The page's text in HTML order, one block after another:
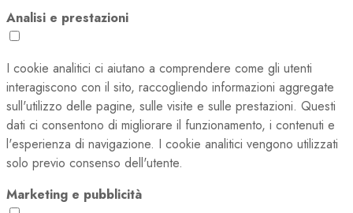
Analisi e prestazioni
I cookie analitici ci aiutano a comprendere come gli utenti
interagiscono con il sito, raccogliendo informazioni aggregate
sull'utilizzo delle pagine, sulle visite e sulle prestazioni. Questi
dati ci consentono di migliorare il funzionamento, i contenuti e
l'esperienza di navigazione. I cookie analitici vengono utilizzati
solo previo consenso dell'utente.
Marketing e pubblicità